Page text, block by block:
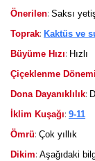
Önerilen: Saksı
Toprak: Kaktüs ve
Büyüme Hızı: Hızlı
Çiçeklenme Dönemi
Dona Dayanıklılık:
İklim Kuşağı: 9-11
Ömrü: Çok yıllık
Dikim: Aşağıdaki